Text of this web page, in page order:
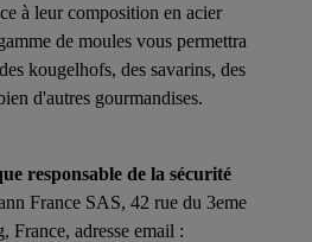
à leur composition en acier
de moules vous permettra
kougelhofs, des savarins, des
d'autres gourmandises.
responsable de la sécurité
France SAS, 42 rue du 3eme
France, adresse email :